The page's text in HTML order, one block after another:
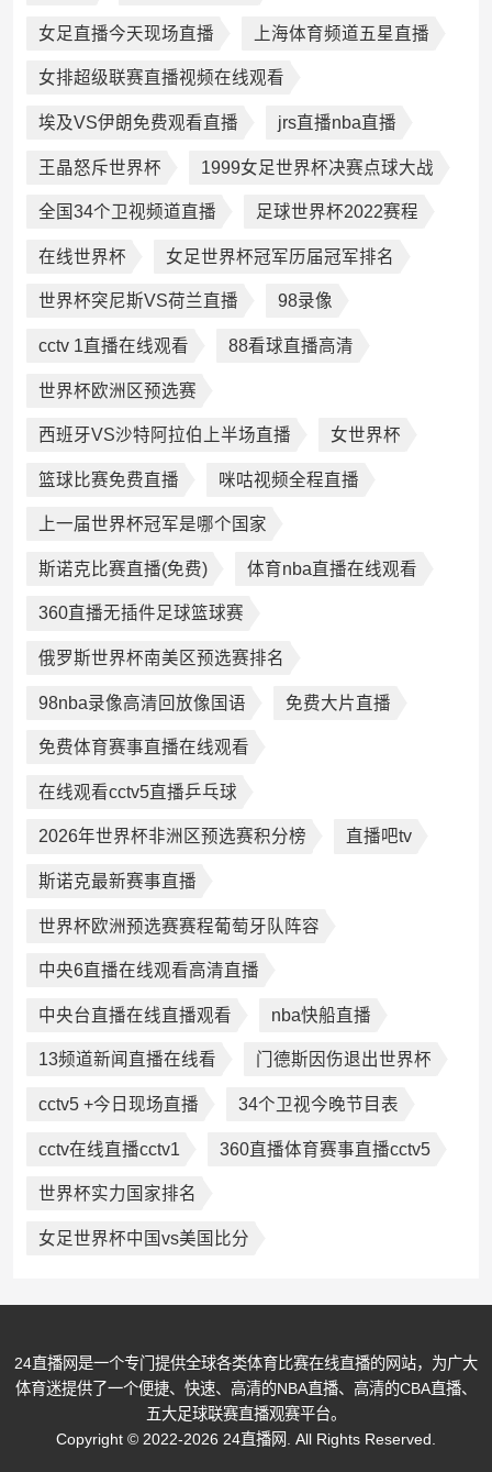
女足直播今天现场直播 上海体育频道五星直播
女排超级联赛直播视频在线观看
埃及VS伊朗免费观看直播 jrs直播nba直播
王晶怒斥世界杯 1999女足世界杯决赛点球大战
全国34个卫视频道直播 足球世界杯2022赛程
在线世界杯 女足世界杯冠军历届冠军排名
世界杯突尼斯VS荷兰直播 98录像
cctv 1直播在线观看 88看球直播高清
世界杯欧洲区预选赛
西班牙VS沙特阿拉伯上半场直播 女世界杯
篮球比赛免费直播 咪咕视频全程直播
上一届世界杯冠军是哪个国家
斯诺克比赛直播(免费) 体育nba直播在线观看
360直播无插件足球篮球赛
俄罗斯世界杯南美区预选赛排名
98nba录像高清回放像国语 免费大片直播
免费体育赛事直播在线观看
在线观看cctv5直播乒乓球
2026年世界杯非洲区预选赛积分榜 直播吧tv
斯诺克最新赛事直播
世界杯欧洲预选赛赛程葡萄牙队阵容
中央6直播在线观看高清直播
中央台直播在线直播观看 nba快船直播
13频道新闻直播在线看 门德斯因伤退出世界杯
cctv5 +今日现场直播 34个卫视今晚节目表
cctv在线直播cctv1 360直播体育赛事直播cctv5
世界杯实力国家排名
女足世界杯中国vs美国比分
24直播网是一个专门提供全球各类体育比赛在线直播的网站，为广大
体育迷提供了一个便捷、快速、高清的NBA直播、高清的CBA直播、
五大足球联赛直播观赛平台。
Copyright © 2022-2026 24直播网. All Rights Reserved.